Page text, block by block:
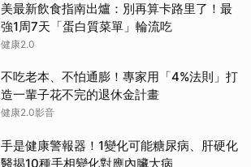
美最新飲食指南出爐：別再算卡路里了！最
強1周7天「蛋白質菜單」輪流吃
健康2.0
不吃老本、不怕通膨！專家用「4%法則」打
造一輩子花不完的退休金計畫
健康2.0影音
手是健康警報器！1變化可能糖尿病、肝硬化
醫揭10種手相變化對應內臟大病